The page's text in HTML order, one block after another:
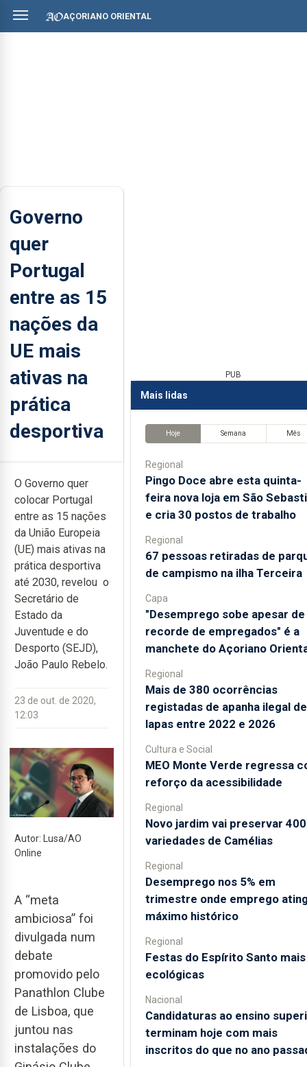
AÇORIANO ORIENTAL
Governo
quer
Portugal
entre as 15
nações da
UE mais
ativas na
prática
desportiva
O Governo quer
colocar Portugal
entre as 15 nações
da União Europeia
(UE) mais ativas na
prática desportiva
até 2030, revelou o
Secretário de
Estado da
Juventude e do
Desporto (SEJD),
João Paulo Rebelo.
23 de out. de 2020,
12:03
Autor: Lusa/AO
Online
A “meta
ambiciosa” foi
divulgada num
debate
promovido pelo
Panathlon Clube
de Lisboa, que
juntou nas
instalações do
PUB
Mais lidas
Hoje Semana Mês
Regional
Pingo Doce abre esta quinta-
feira nova loja em São
e cria 30 postos de trabalho
Regional
67 pessoas retiradas de
de campismo na ilha Terceira
Capa
"Desemprego sobe apesar de
recorde de empregados" é a
manchete do Açoriano
Regional
Mais de 380 ocorrências
registadas de apanha ilegal de
lapas entre 2022 e 2026
Cultura e Social
MEO Monte Verde regressa
reforço da acessibilidade
Regional
Novo jardim vai preservar 400
variedades de Camélias
Regional
Desemprego nos 5% em
trimestre onde emprego
máximo histórico
Regional
Festas do Espírito Santo mais
ecológicas
Nacional
Candidaturas ao ensino
terminam hoje com mais
inscritos do que no ano